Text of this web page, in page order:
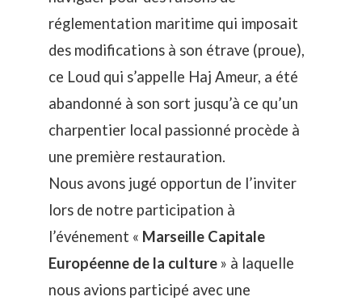
réglementation maritime qui imposait
des modifications à son étrave (proue),
ce Loud qui s’appelle Haj Ameur, a été
abandonné à son sort jusqu’à ce qu’un
charpentier local passionné procède à
une première restauration.
Nous avons jugé opportun de l’inviter
lors de notre participation à
l’événement « Marseille Capitale
Européenne de la culture » à laquelle
nous avions participé avec une